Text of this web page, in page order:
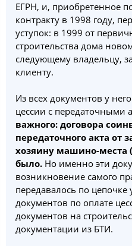
ЕГРН, и, приобретенное
контракту в 1998 году,
уступок: в 1999 от
строительства дома
следующему владельцу,
клиенту.
Из всех документов у
цессии с передаточными
важного: договора
передаточного акта от
хозяину машино-места
было. Но именно эти
возникновение самого
передавалось по
документов по оплате
документов на
документации из БТИ.